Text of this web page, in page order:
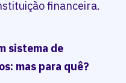
financeira.
sistema de
mas para quê?